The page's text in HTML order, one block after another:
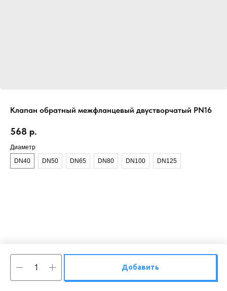
Клапан обратный межфланцевый двустворчатый PN16
568 р.
Диаметр
DN40
DN50 DN65 DN80 DN100 DN125
Добавить